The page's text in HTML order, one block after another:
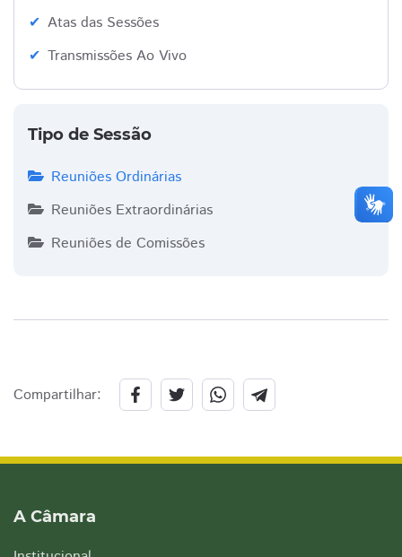
Atas das Sessões
Transmissões Ao Vivo
Tipo de Sessão
Reuniões Ordinárias
Reuniões Extraordinárias
Reuniões de Comissões
Compartilhar:
A Câmara